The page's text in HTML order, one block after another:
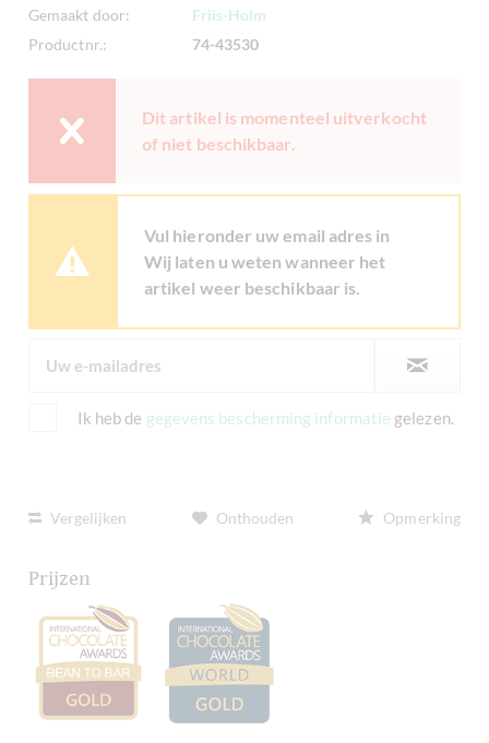
Gemaakt door:
Friis-Holm
Productnr.:
74-43530
Dit artikel is momenteel uitverkocht
of niet beschikbaar.
Vul hieronder uw email adres in
Wij laten u weten wanneer het
artikel weer beschikbaar is.
Ik heb de gegevens bescherming informatie gelezen.
Vergelijken Onthouden Opmerking
Prijzen